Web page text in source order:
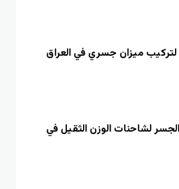
لتركيب ميزان جسري في العراق
الجسر لشاحنات الوزن الثقيل في